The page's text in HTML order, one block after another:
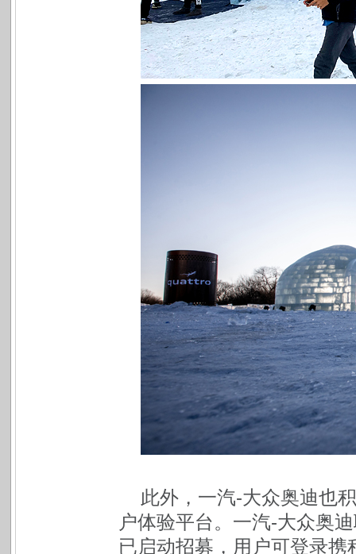
此外，一汽-大众奥迪也
户体验平台。一汽-大众奥
已启动招募，用户可登录携